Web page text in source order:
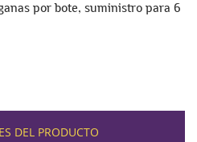
por bote, suministro para 6
DEL PRODUCTO